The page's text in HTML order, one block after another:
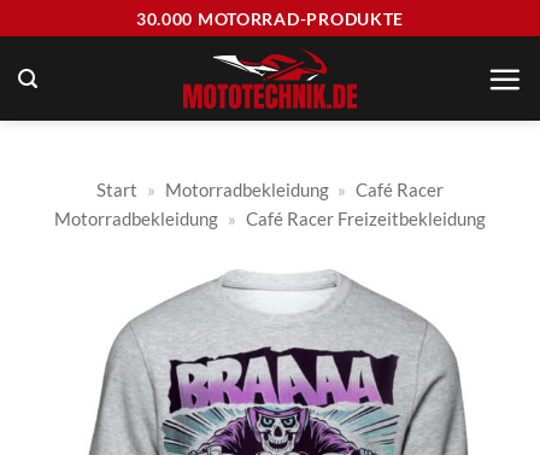
springen
30.000 MOTORRAD-PRODUKTE
Start » Motorradbekleidung » Café Racer
Motorradbekleidung » Café Racer Freizeitbekleidung